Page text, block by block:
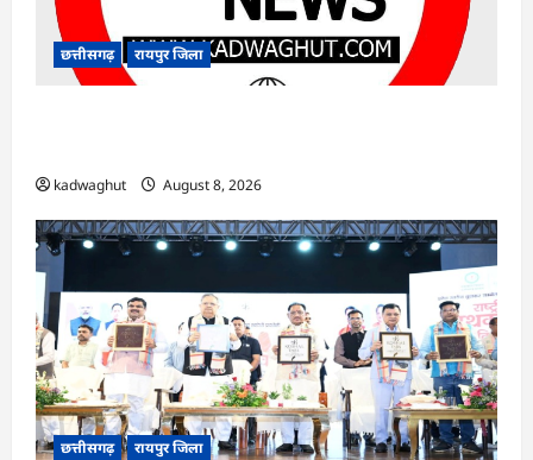
छत्तीसगढ़ रायपुर जिला
kadwaghut August 8, 2026
छत्तीसगढ़ रायपुर जिला